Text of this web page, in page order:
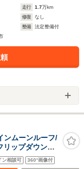
走行 1.7万km
修復
なし
整備
法定整備付
ムーンルーフ/
リップダウンモ
レーダークルー
クドア/前後ド
ン相談可 360°画像付